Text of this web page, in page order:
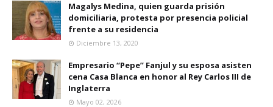
Magalys Medina, quien guarda prisión
domiciliaria, protesta por presencia policial
frente a su residencia
Diciembre 13, 2020
Empresario “Pepe” Fanjul y su esposa asisten
cena Casa Blanca en honor al Rey Carlos III de
Inglaterra
Mayo 02, 2026